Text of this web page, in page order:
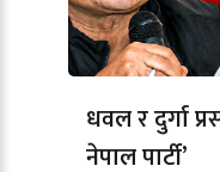
धवल र दुर्गा
नेपाल पार्टी’